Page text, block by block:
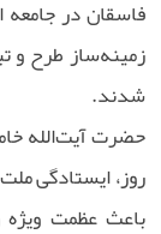
فاسقان در جامعه
زمینه‌ساز طرح و
شدند.
حضرت آیت‌الله
روز، ایستادگی
باعث عظمت